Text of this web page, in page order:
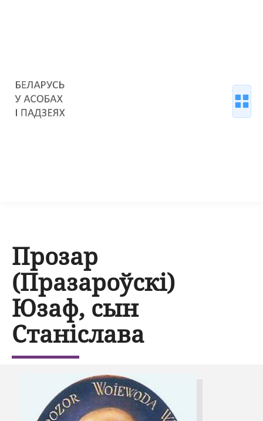
Прозар
(Празароўскі)
Юзаф, сын
Станіслава